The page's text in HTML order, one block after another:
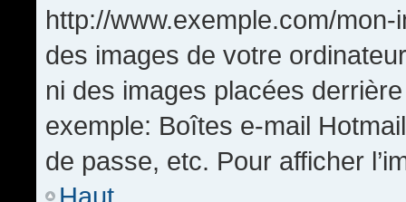
http://www.exemple.com/
des images de votre
ni des images placées
exemple: Boîtes e-mail
de passe, etc. Pour afficher